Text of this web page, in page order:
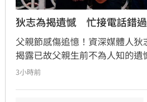
狄志為揭遺憾　忙接電話錯
父親節感傷追憶！資深媒體人狄
揭露已故父親生前不為人知的遺
透露，父親一生以海為家，兩人
3小時前